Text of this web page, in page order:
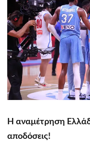
Η αναμέτρηση
αποδόσεις!